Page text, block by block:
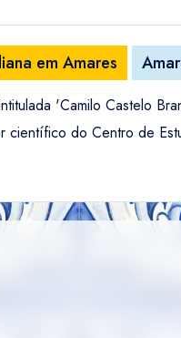
em Amares
'Camilo Castelo
científico do Centro de